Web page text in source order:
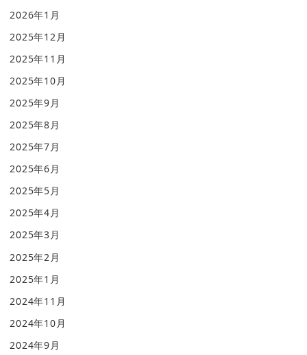
2026年1月
2025年12月
2025年11月
2025年10月
2025年9月
2025年8月
2025年7月
2025年6月
2025年5月
2025年4月
2025年3月
2025年2月
2025年1月
2024年11月
2024年10月
2024年9月